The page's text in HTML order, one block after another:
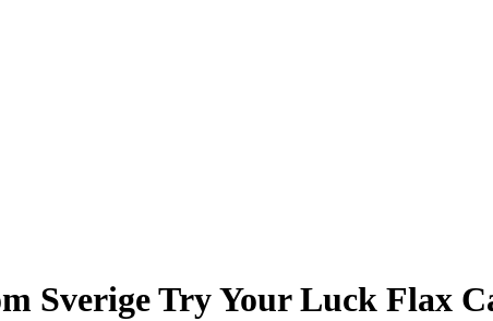
Sverige Try Your Luck Flax